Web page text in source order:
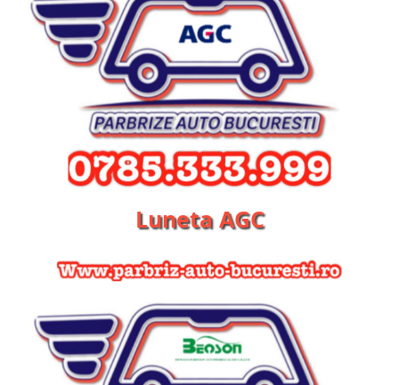
Luneta AGC